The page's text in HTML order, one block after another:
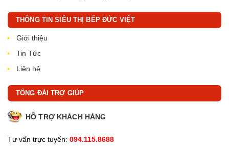
THÔNG TIN SIÊU THỊ BẾP ĐỨC VIỆT
Giới thiệu
Tin Tức
Liên hệ
TỔNG ĐÀI TRỢ GIÚP
HỖ TRỢ KHÁCH HÀNG
Tư vấn trực tuyến: 094.115.8688